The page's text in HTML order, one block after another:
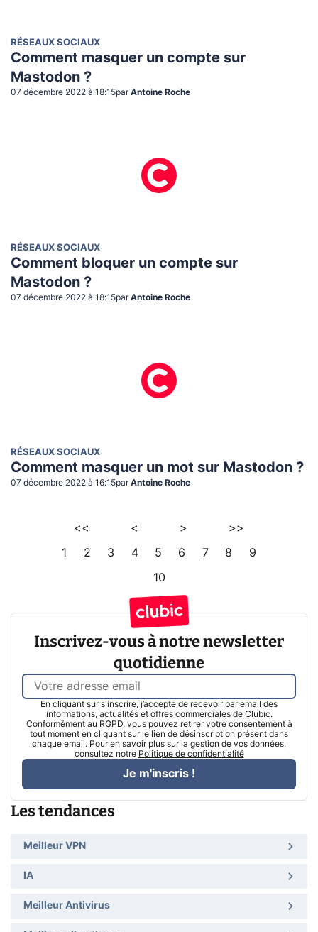
RÉSEAUX SOCIAUX
Comment masquer un compte sur
Mastodon ?
07 décembre 2022 à 18:15par Antoine Roche
RÉSEAUX SOCIAUX
Comment bloquer un compte sur
Mastodon ?
07 décembre 2022 à 18:15par Antoine Roche
RÉSEAUX SOCIAUX
Comment masquer un mot sur Mastodon ?
07 décembre 2022 à 16:15par Antoine Roche
<< < > >>
1 2 3 4 5 6 7 8 9
10
Inscrivez-vous à notre newsletter
quotidienne
En cliquant sur s'inscrire, j’accepte de recevoir par email des
informations, actualités et offres commerciales de Clubic.
Conformément au RGPD, vous pouvez retirer votre consentement à
tout moment en cliquant sur le lien de désinscription présent dans
chaque email. Pour en savoir plus sur la gestion de vos données,
consultez notre Politique de confidentialité
Je m'inscris !
Les tendances
Meilleur VPN
IA
Meilleur Antivirus